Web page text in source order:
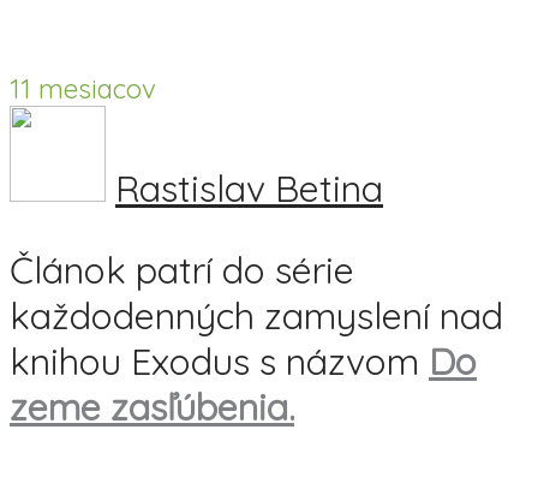
11 mesiacov
Rastislav Betina
Článok patrí do série
každodenných zamyslení nad
knihou Exodus s názvom Do
zeme zasľúbenia.